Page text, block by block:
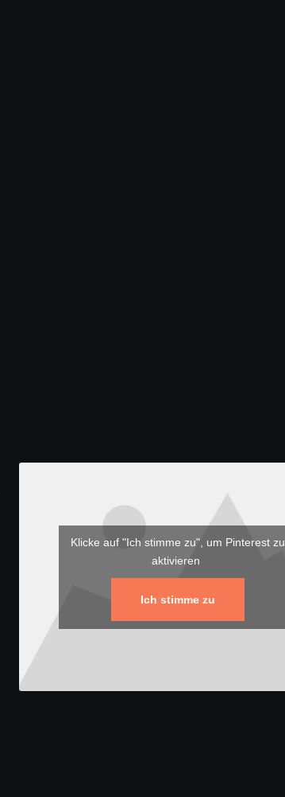
Klicke auf "Ich stimme zu", um Pinterest zu
aktivieren
Ich stimme zu